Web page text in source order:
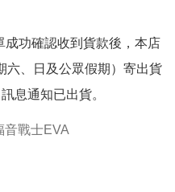
成功確認收到貨款後，本店
六、日及公眾假期）寄出貨
息通知已出貨。
音戰士EVA